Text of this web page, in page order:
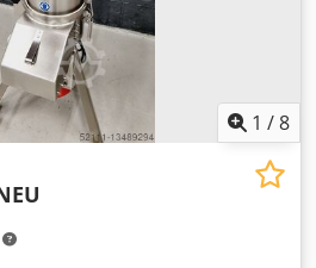
Garancia +
Lízing & bérleti szolgáltatás
Alkatrész-doboz a nagyobb
Látogasson el Milbrandt
gépünkkel!
1 /8